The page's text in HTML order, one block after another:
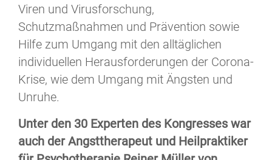
Viren und Virusforschung,
Schutzmaßnahmen und Prävention sowie
Hilfe zum Umgang mit den alltäglichen
individuellen Herausforderungen der Corona-
Krise, wie dem Umgang mit Ängsten und
Unruhe.
Unter den 30 Experten des Kongresses war
auch der Angsttherapeut und Heilpraktiker